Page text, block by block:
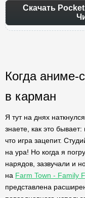
Скачать
Когда аниме-
в карман
Я тут на днях
знаете, как это
что игра зацепит.
на ура! Но когда я
нарядов, зазвучали и
на Farm Town - Family
представлена